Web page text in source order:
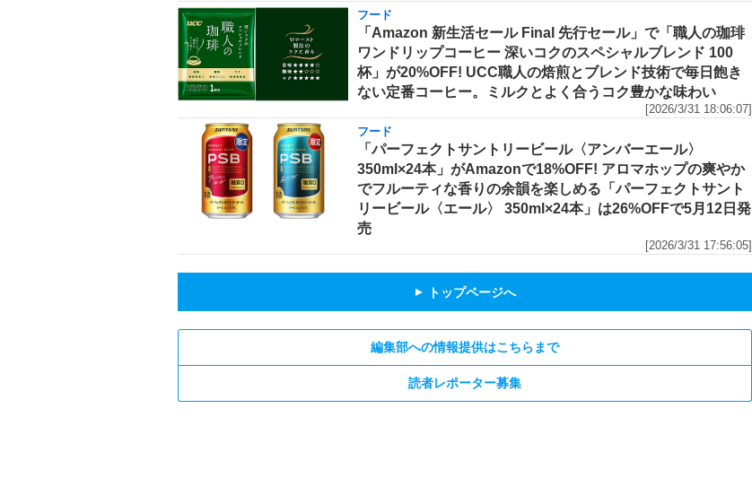
フード
「Amazon 新生活セール Final 先行セール」で「職人の珈琲
ワンドリップコーヒー 深いコクのスペシャルブレンド 100
杯」が20%OFF! UCC職人の焙煎とブレンド技術で毎日飽き
ない定番コーヒー。ミルクとよく合うコク豊かな味わい
[2026/3/31 18:06:07]
フード
「パーフェクトサントリービール〈アンバーエール〉
350ml×24本」がAmazonで18%OFF! アロマホップの爽やか
でフルーティな香りの余韻を楽しめる「パーフェクトサント
リービール〈エール〉 350ml×24本」は26%OFFで5月12日発
売
[2026/3/31 17:56:05]
▲ トップページへ
編集部への情報提供はこちらまで
読者レポーター募集